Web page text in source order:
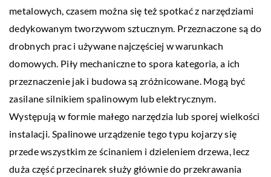
metalowych, czasem można się też spotkać z narzędziami
dedykowanym tworzywom sztucznym. Przeznaczone są do
drobnych prac i używane najczęściej w warunkach
domowych. Piły mechaniczne to spora kategoria, a ich
przeznaczenie jak i budowa są zróżnicowane. Mogą być
zasilane silnikiem spalinowym lub elektrycznym.
Występują w formie małego narzędzia lub sporej wielkości
instalacji. Spalinowe urządzenie tego typu kojarzy się
przede wszystkim ze ścinaniem i dzieleniem drzewa, lecz
duża część przecinarek służy głównie do przekrawania